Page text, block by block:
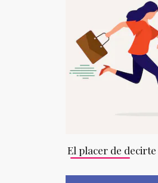
El placer de decirte